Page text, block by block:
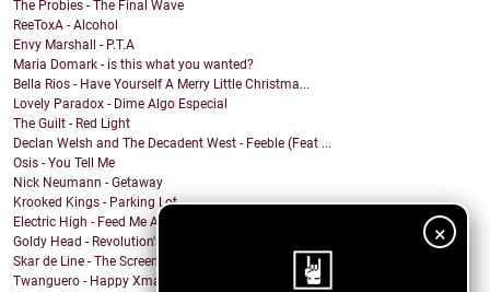
×
The Probies - The Final Wave
ReeToxA - Alcohol
Envy Marshall - P.T.A
Maria Domark - is this what you wanted?
Bella Rios - Have Yourself A Merry Little Christma...
Lovely Paradox - Dime Algo Especial
The Guilt - Red Light
Declan Welsh and The Decadent West - Feeble (Feat ...
Osis - You Tell Me
Nick Neumann - Getaway
Krooked Kings - Parking Lot
Electric High - Feed Me A Groove
Goldy Head - Revolution's Bayonet
Skar de Line - The Screen
Twanguero - Happy Xmas (War Is Over)